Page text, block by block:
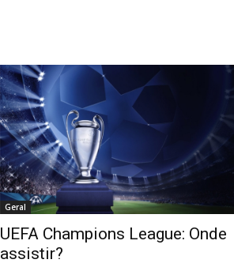
Geral
UEFA Champions League: Onde
assistir?